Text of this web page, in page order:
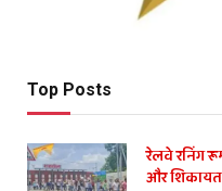
Top Posts
रेलवे रनिंग
और